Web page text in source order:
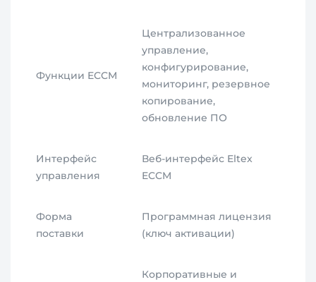
Функции ECCM
Централизованное
управление,
конфигурирование,
мониторинг, резервное
копирование,
обновление ПО
Интерфейс
управления
Веб-интерфейс Eltex
ECCM
Форма
поставки
Программная лицензия
(ключ активации)
Корпоративные и